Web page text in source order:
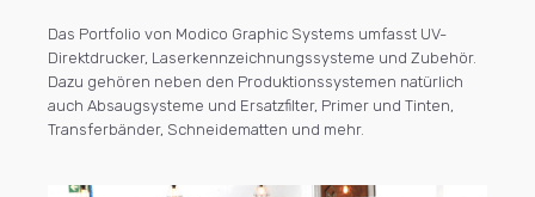
Das Portfolio von Modico Graphic Systems umfasst UV-
Direktdrucker, Laserkennzeichnungssysteme und Zubehör.
Dazu gehören neben den Produktionssystemen natürlich
auch Absaugsysteme und Ersatzfilter, Primer und Tinten,
Transferbänder, Schneidematten und mehr.